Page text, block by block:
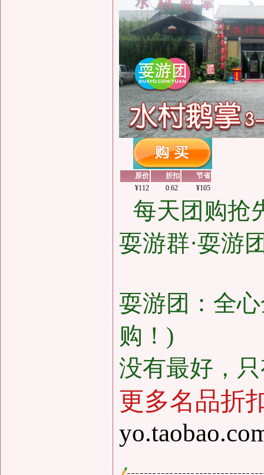
原价 折扣
节省
¥112
0.62 ¥105
每天团购抢
耍游群·耍游
耍游团：全
购！)
没有最好，
更多名品折